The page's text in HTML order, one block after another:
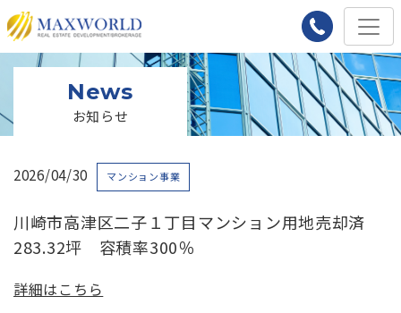
News
お知らせ
2026/04/30 マンション事業
川崎市高津区二子１丁目マンション用地売却済
283.32坪 容積率300％
詳細はこちら